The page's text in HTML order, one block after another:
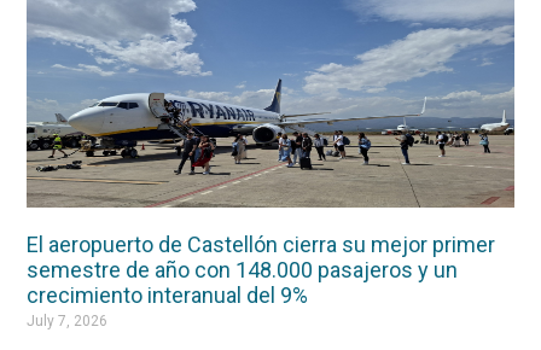
El aeropuerto de Castellón cierra su mejor primer
semestre de año con 148.000 pasajeros y un
crecimiento interanual del 9%
July 7, 2026